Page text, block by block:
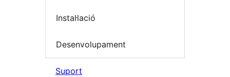
Instal·lació
Desenvolupament
Suport